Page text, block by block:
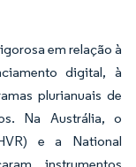
em relação à
digital, à
plurianuais de
Na Austrália, o
e a National